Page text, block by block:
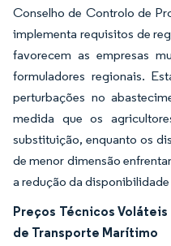
Conselho de Controlo de
implementa requisitos de
favorecem as empresas
formuladores regionais.
perturbações no
medida que os
substituição, enquanto os
de menor dimensão
a redução da
Preços Técnicos
de Transporte Marítimo